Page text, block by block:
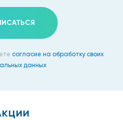
согласие на обработку своих
данных